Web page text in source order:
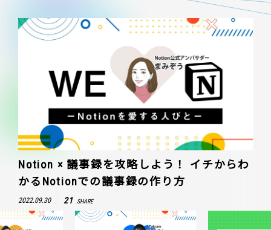
Notion × 議事録を攻略しよう！ イチからわ
かるNotionでの議事録の作り方
2022.09.30 21 SHARE